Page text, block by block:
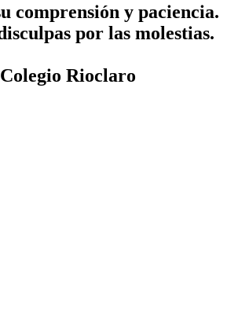
comprensión y paciencia.
por las molestias.
Rioclaro